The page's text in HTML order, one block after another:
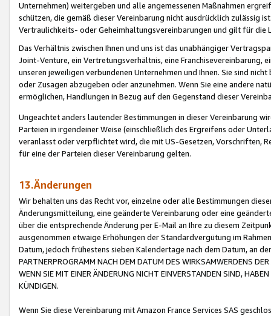
Unternehmen) weitergeben und alle angemessenen Maßnahmen
schützen, die gemäß dieser Vereinbarung nicht ausdrücklich zulässig
Vertraulichkeits- oder Geheimhaltungsvereinbarungen und gilt für die
Das Verhältnis zwischen Ihnen und uns ist das unabhängiger
Joint-Venture, ein Vertretungsverhältnis, eine Franchisevereinbarung,
unseren jeweiligen verbundenen Unternehmen und Ihnen. Sie sind
oder Zusagen abzugeben oder anzunehmen. Wenn Sie eine andere
ermöglichen, Handlungen in Bezug auf den Gegenstand dieser
Ungeachtet anders lautender Bestimmungen in dieser Vereinbarung
Parteien in irgendeiner Weise (einschließlich des Ergreifens oder
veranlasst oder verpflichtet wird, die mit US-Gesetzen, Vorschriften,
für eine der Parteien dieser Vereinbarung gelten.
13.Änderungen
Wir behalten uns das Recht vor, einzelne oder alle Bestimmungen
Änderungsmitteilung, eine geänderte Vereinbarung oder eine
über die entsprechende Änderung per E-Mail an Ihre zu diesem
ausgenommen etwaige Erhöhungen der Standardvergütung im
Datum, jedoch frühestens sieben Kalendertage nach dem Datum, an
PARTNERPROGRAMM NACH DEM DATUM DES WIRKSAMWERDENS
WENN SIE MIT EINER ÄNDERUNG NICHT EINVERSTANDEN SIND,
KÜNDIGEN.
Wenn Sie diese Vereinbarung mit Amazon France Services SAS